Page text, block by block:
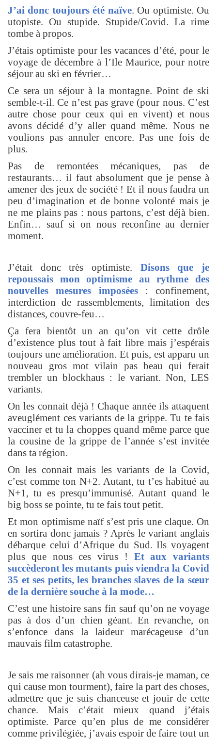
J’ai donc toujours été naïve. Ou optimiste. Ou
utopiste. Ou stupide. Stupide/Covid. La rime
tombe à propos.
J’étais optimiste pour les vacances d’été, pour le
voyage de décembre à l’Ile Maurice, pour notre
séjour au ski en février…
Ce sera un séjour à la montagne. Point de ski
semble-t-il. Ce n’est pas grave (pour nous. C’est
autre chose pour ceux qui en vivent) et nous
avons décidé d’y aller quand même. Nous ne
voulions pas annuler encore. Pas une fois de
plus.
Pas de remontées mécaniques, pas de
restaurants… il faut absolument que je pense à
amener des jeux de société ! Et il nous faudra un
peu d’imagination et de bonne volonté mais je
ne me plains pas : nous partons, c’est déjà bien.
Enfin… sauf si on nous reconfine au dernier
moment.
J’était donc très optimiste. Disons que je
repoussais mon optimisme au rythme des
nouvelles mesures imposées: confinement,
interdiction de rassemblements, limitation des
distances, couvre-feu…
Ça fera bientôt un an qu’on vit cette drôle
d’existence plus tout à fait libre mais j’espérais
toujours une amélioration. Et puis, est apparu un
nouveau gros mot vilain pas beau qui ferait
trembler un blockhaus : le variant. Non, LES
variants.
On les connait déjà ! Chaque année ils attaquent
aveuglément ces variants de la grippe. Tu te fais
vacciner et tu la choppes quand même parce que
la cousine de la grippe de l’année s’est invitée
dans ta région.
On les connait mais les variants de la Covid,
c’est comme ton N+2. Autant, tu t’es habitué au
N+1, tu es presqu’immunisé. Autant quand le
big boss se pointe, tu te fais tout petit.
Et mon optimisme naïf s’est pris une claque. On
en sortira donc jamais ? Après le variant anglais
débarque celui d’Afrique du Sud. Ils voyagent
plus que nous ces virus ! Et aux variants
succèderont les mutants puis viendra la Covid
35 et ses petits, les branches slaves de la sœur
de la dernière souche à la mode…
C’est une histoire sans fin sauf qu’on ne voyage
pas à dos d’un chien géant. En revanche, on
s’enfonce dans la laideur marécageuse d’un
mauvais film catastrophe.
Je sais me raisonner (ah vous dirais-je maman, ce
qui cause mon tourment), faire la part des choses,
admettre que je suis chanceuse et jouir de cette
chance. Mais c’était mieux quand j’étais
optimiste. Parce qu’en plus de me considérer
comme privilégiée, j’avais espoir de faire tout un